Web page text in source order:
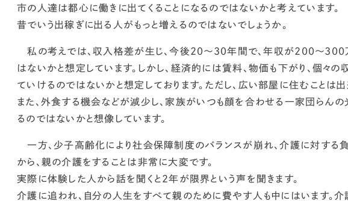
市の人達は都心に働きに出てくることになるのではないかと考えています。
昔でいう出稼ぎに出る人がもっと増えるのではないでしょうか。
私の考えでは、収入格差が生じ、今後20〜30年間で、年収が200〜300
はないかと想定しています。しかし、経済的には賃料、物価も下がり、 個々の
ていけるのではないかと想定しております。ただし、広い部屋に住むことは出
また、外食する機会などが減少し、 家族がいつも顔を合わせる一家団らんの
るのではないかと想像しています。
一方、少子高齢化により社会保障制度のバランスが崩れ、介護に対する負
から、親の介護をすることは非常に大変です。
実際に体験した人から話を聞くと2年が限界という声を聞きます。
介護に追われ、自分の人生をすべて親のために費やす人も中にはいます。